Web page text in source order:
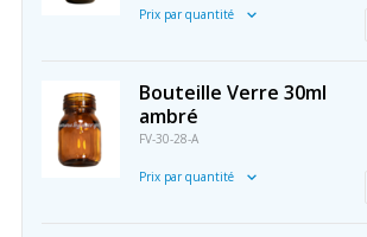
Prix par quantité
Bouteille Verre 30ml
ambré
FV-30-28-A
Prix par quantité